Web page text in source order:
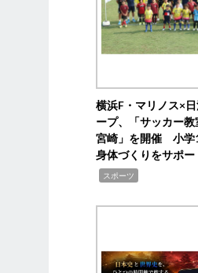
横浜F・マリノス×
ープ、「サッカー
宮崎」を開催 小学
身体づくりをサポー
スポーツ